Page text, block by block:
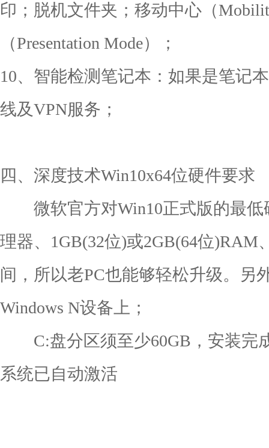
印；脱机文件夹；移动中心（
（Presentation Mode）；
10、智能检测笔记本：如果是笔记
线及VPN服务；
四、深度技术Win10x64位硬件要求
微软官方对Win10正式版的最低
理器、1GB(32位)或2GB(64位)RAM
间，所以老PC也能够轻松升级。另
Windows N设备上；
C:盘分区须至少60GB，安装完
系统已自动激活